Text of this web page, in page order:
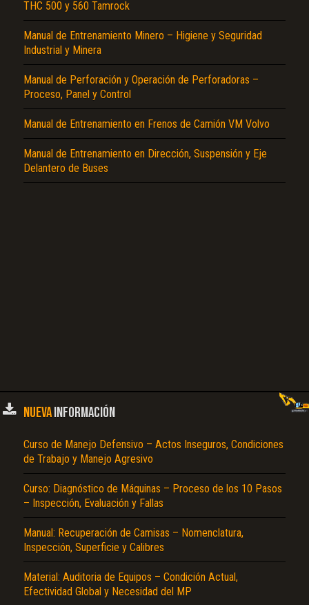
THC 500 y 560 Tamrock
Manual de Entrenamiento Minero – Higiene y Seguridad
Industrial y Minera
Manual de Perforación y Operación de Perforadoras –
Proceso, Panel y Control
Manual de Entrenamiento en Frenos de Camión VM Volvo
Manual de Entrenamiento en Dirección, Suspensión y Eje
Delantero de Buses
NUEVAINFORMACIÓN
Curso de Manejo Defensivo – Actos Inseguros, Condiciones
de Trabajo y Manejo Agresivo
Curso: Diagnóstico de Máquinas – Proceso de los 10 Pasos
– Inspección, Evaluación y Fallas
Manual: Recuperación de Camisas – Nomenclatura,
Inspección, Superficie y Calibres
Material: Auditoria de Equipos – Condición Actual,
Efectividad Global y Necesidad del MP
El Título es incorrecto según el contenido.
Texto o Imagen de portada son erróneos.
Reportar otro tipo de error...